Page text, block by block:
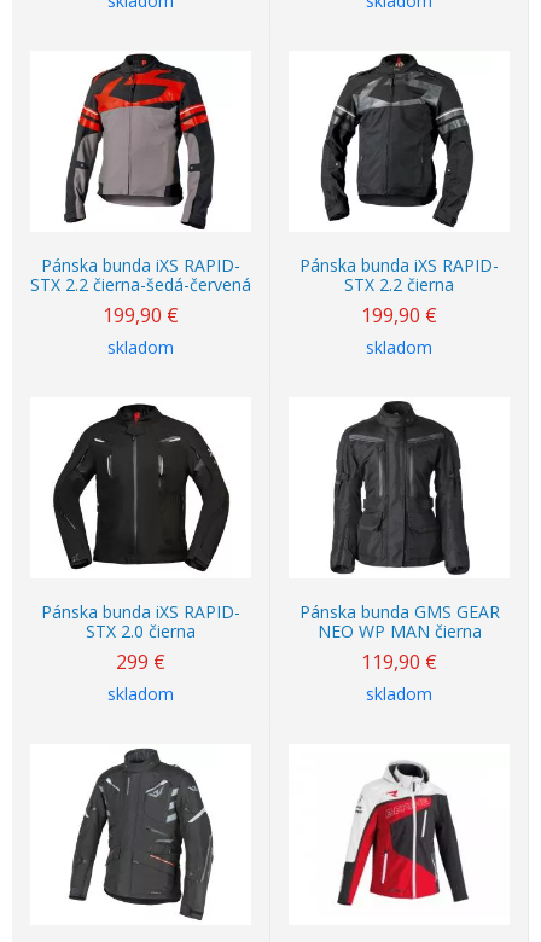
Pánska bunda iXS RAPID-
STX 2.2 čierna-šedá-červená
199,90 €
skladom
Pánska bunda iXS RAPID-
STX 2.2 čierna
199,90 €
skladom
Pánska bunda iXS RAPID-
STX 2.0 čierna
299 €
skladom
Pánska bunda GMS GEAR
NEO WP MAN čierna
119,90 €
skladom